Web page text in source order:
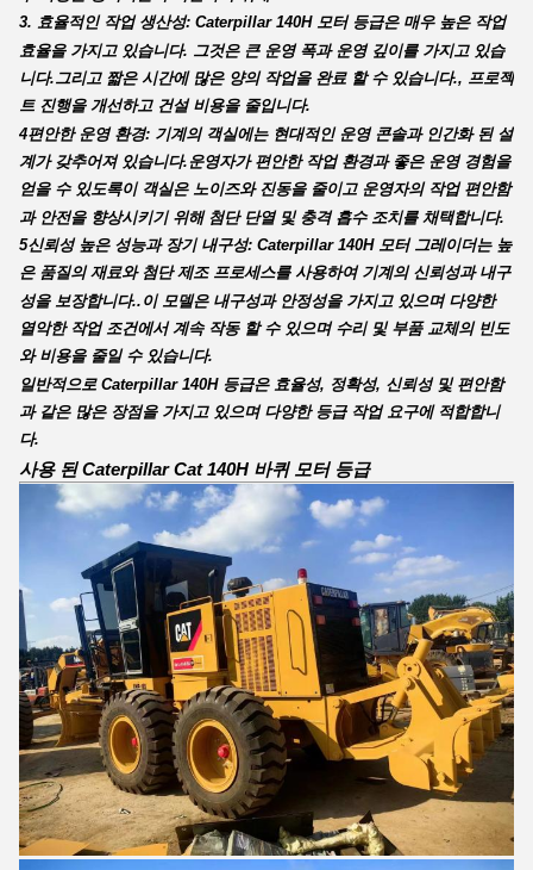
3. 효율적인 작업 생산성: Caterpillar 140H 모터 등급은 매우 높은 작업
효율을 가지고 있습니다. 그것은 큰 운영 폭과 운영 깊이를 가지고 있습
니다.그리고 짧은 시간에 많은 양의 작업을 완료 할 수 있습니다., 프로젝
트 진행을 개선하고 건설 비용을 줄입니다.
4편안한 운영 환경: 기계의 객실에는 현대적인 운영 콘솔과 인간화 된 설
계가 갖추어져 있습니다.운영자가 편안한 작업 환경과 좋은 운영 경험을
얻을 수 있도록이 객실은 노이즈와 진동을 줄이고 운영자의 작업 편안함
과 안전을 향상시키기 위해 첨단 단열 및 충격 흡수 조치를 채택합니다.
5신뢰성 높은 성능과 장기 내구성: Caterpillar 140H 모터 그레이더는 높
은 품질의 재료와 첨단 제조 프로세스를 사용하여 기계의 신뢰성과 내구
성을 보장합니다..이 모델은 내구성과 안정성을 가지고 있으며 다양한
열악한 작업 조건에서 계속 작동 할 수 있으며 수리 및 부품 교체의 빈도
와 비용을 줄일 수 있습니다.
일반적으로 Caterpillar 140H 등급은 효율성, 정확성, 신뢰성 및 편안함
과 같은 많은 장점을 가지고 있으며 다양한 등급 작업 요구에 적합합니
다.
사용 된 Caterpillar Cat 140H 바퀴 모터 등급